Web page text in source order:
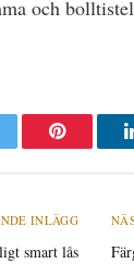
och
Pinterest
INLÄGG
smart lås